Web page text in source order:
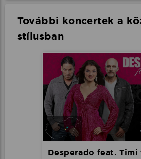
További koncertek a
stílusban
Desperado feat. Timi